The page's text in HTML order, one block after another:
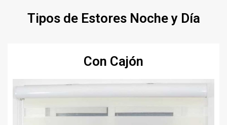
Tipos de Estores Noche y Día
Con Cajón